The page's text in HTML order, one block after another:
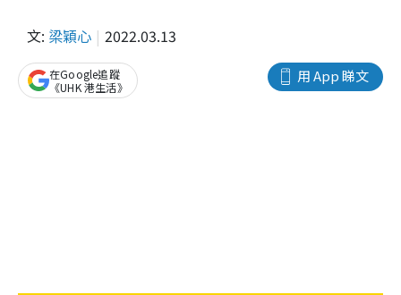
文: 梁穎心 2022.03.13
用 App 睇文
在Google追蹤
《UHK 港生活》